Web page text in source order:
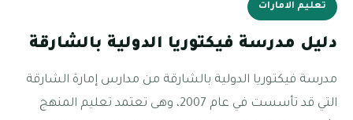
تعليم الامارات
دليل مدرسة فيكتوريا الدولية بالشارقة
مدرسة فيكتوريا الدولية بالشارقة من مدارس إمارة الشارقة
التي قد تأسست في عام 2007، وهى تعتمد تعليم المنهج